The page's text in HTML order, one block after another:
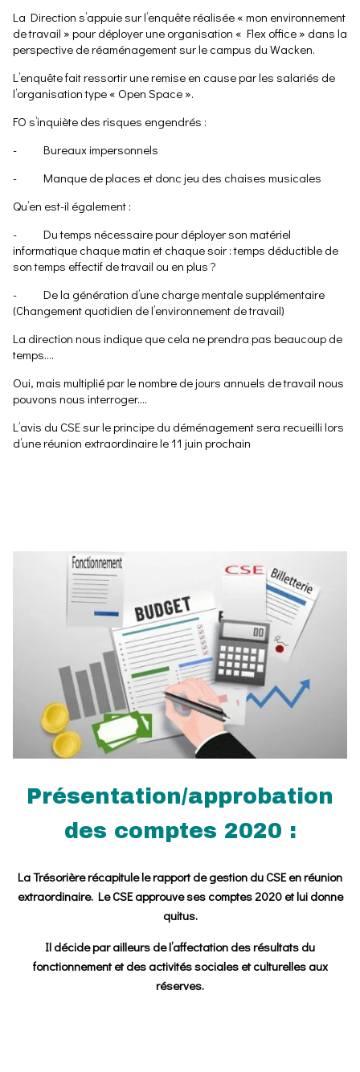
La Direction s’appuie sur l’enquête réalisée « mon environnement
de travail » pour déployer une organisation « Flex office » dans la
perspective de réaménagement sur le campus du Wacken.
L’enquête fait ressortir une remise en cause par les salariés de
l’organisation type « Open Space ».
FO s’inquiète des risques engendrés :
- Bureaux impersonnels
- Manque de places et donc jeu des chaises musicales
Qu’en est-il également :
- Du temps nécessaire pour déployer son matériel
informatique chaque matin et chaque soir : temps déductible de
son temps effectif de travail ou en plus ?
- De la génération d’une charge mentale supplémentaire
(Changement quotidien de l’environnement de travail)
La direction nous indique que cela ne prendra pas beaucoup de
temps….
Oui, mais multiplié par le nombre de jours annuels de travail nous
pouvons nous interroger….
L’avis du CSE sur le principe du déménagement sera recueilli lors
d’une réunion extraordinaire le 11 juin prochain
Présentation/approbation
des comptes 2020 :
La Trésorière récapitule le rapport de gestion du CSE en réunion
extraordinaire. Le CSE approuve ses comptes 2020 et lui donne
quitus.
Il décide par ailleurs de l’affectation des résultats du
fonctionnement et des activités sociales et culturelles aux
réserves.